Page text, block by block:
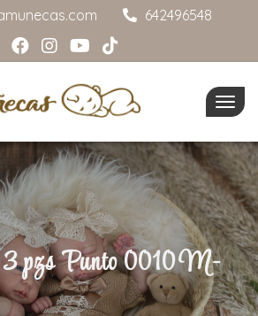
642496548
3 pzs Punto 0010 M-